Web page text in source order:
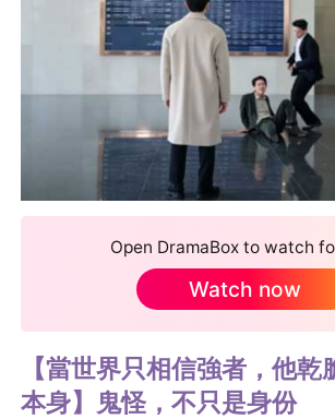
Open DramaBox to watch
Watch now
【當世界只相信強者，他乾
本身】鬼怪，不只是身份